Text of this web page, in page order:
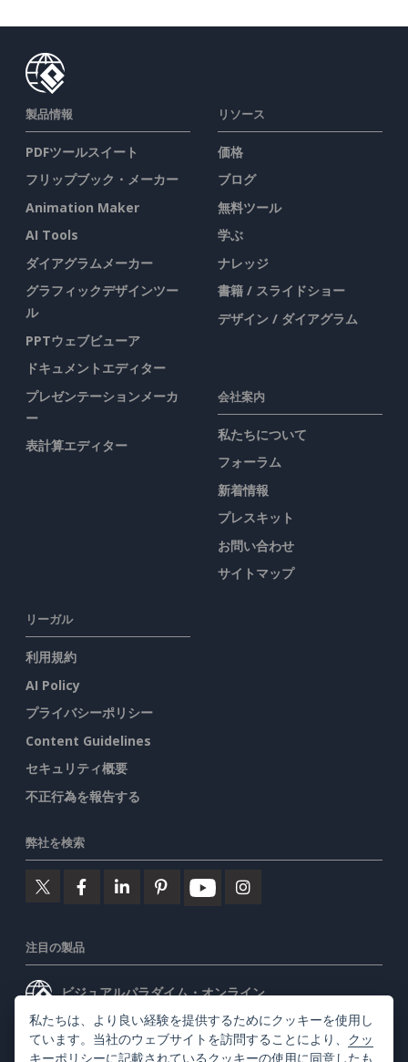
製品情報
PDFツールスイート
フリップブック・メーカー
Animation Maker
AI Tools
ダイアグラムメーカー
グラフィックデザインツー
ル
PPTウェブビューア
ドキュメントエディター
プレゼンテーションメーカ
ー
表計算エディター
リソース
価格
ブログ
無料ツール
学ぶ
ナレッジ
書籍 / スライドショー
デザイン / ダイアグラム
会社案内
私たちについて
フォーラム
新着情報
プレスキット
お問い合わせ
サイトマップ
リーガル
利用規約
AI Policy
プライバシーポリシー
Content Guidelines
セキュリティ概要
不正行為を報告する
弊社を検索
注目の製品
ビジュアルパラダイム・オンライン
ビジュアルパラダイムデスクトップ
私たちは、より良い経験を提供するためにクッキーを使用し
ています。当社のウェブサイトを訪問することにより、 クッ
キーポリシーに記載されているクッキーの使用に同意したも